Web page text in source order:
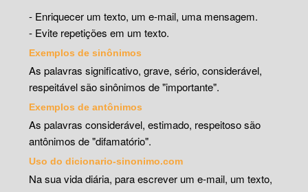
- Enriquecer um texto, um e-mail, uma mensagem.
- Evite repetições em um texto.
Exemplos de sinônimos
As palavras significativo, grave, sério, considerável,
respeitável são sinônimos de "importante".
Exemplos de antônimos
As palavras considerável, estimado, respeitoso são
antônimos de "difamatório".
Uso do dicionario-sinonimo.com
Na sua vida diária, para escrever um e-mail, um texto,